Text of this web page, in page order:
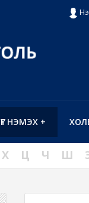
ҮГ НЭМЭХ +
Х Ц Ч Ш